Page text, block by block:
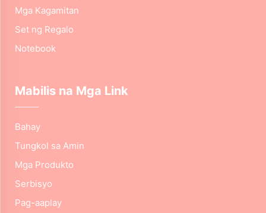
Mga Kagamitan
Set ng Regalo
Notebook
Mabilis na Mga Link
Bahay
Tungkol sa Amin
Mga Produkto
Serbisyo
Pag-aaplay